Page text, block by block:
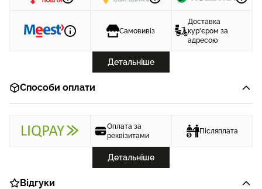
Самовивіз
Доставка
кур'єром за
адресою
Детальніше
Способи оплати
Оплата за
реквізитами
Післяплата
Детальніше
Відгуки